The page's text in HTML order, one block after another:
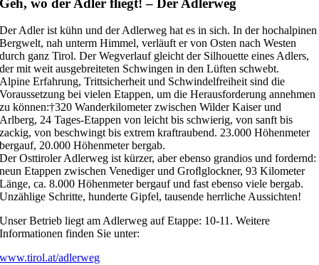
Der Adler ist kühn und der Adlerweg hat es in sich. In der hochalpinen
Bergwelt, nah unterm Himmel, verläuft er von Osten nach Westen
durch ganz Tirol. Der Wegverlauf gleicht der Silhouette eines Adlers,
der mit weit ausgebreiteten Schwingen in den Lüften schwebt.
Alpine Erfahrung, Trittsicherheit und Schwindelfreiheit sind die
Voraussetzung bei vielen Etappen, um die Herausforderung annehmen
zu können:†320 Wanderkilometer zwischen Wilder Kaiser und
Arlberg, 24 Tages-Etappen von leicht bis schwierig, von sanft bis
zackig, von beschwingt bis extrem kraftraubend. 23.000 Höhenmeter
bergauf, 20.000 Höhenmeter bergab.
Der Osttiroler Adlerweg ist kürzer, aber ebenso grandios und fordernd:
neun Etappen zwischen Venediger und Groﬂglockner, 93 Kilometer
Länge, ca. 8.000 Höhenmeter bergauf und fast ebenso viele bergab.
Unzählige Schritte, hunderte Gipfel, tausende herrliche Aussichten!
Unser Betrieb liegt am Adlerweg auf Etappe: 10-11. Weitere
Informationen finden Sie unter:
www.tirol.at/adlerweg